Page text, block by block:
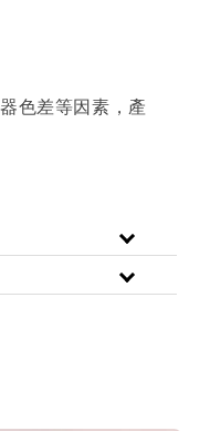
色差等因素，產